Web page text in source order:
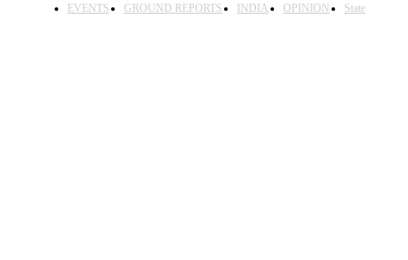
EVENTS
GROUND REPORTS INDIA OPINION State